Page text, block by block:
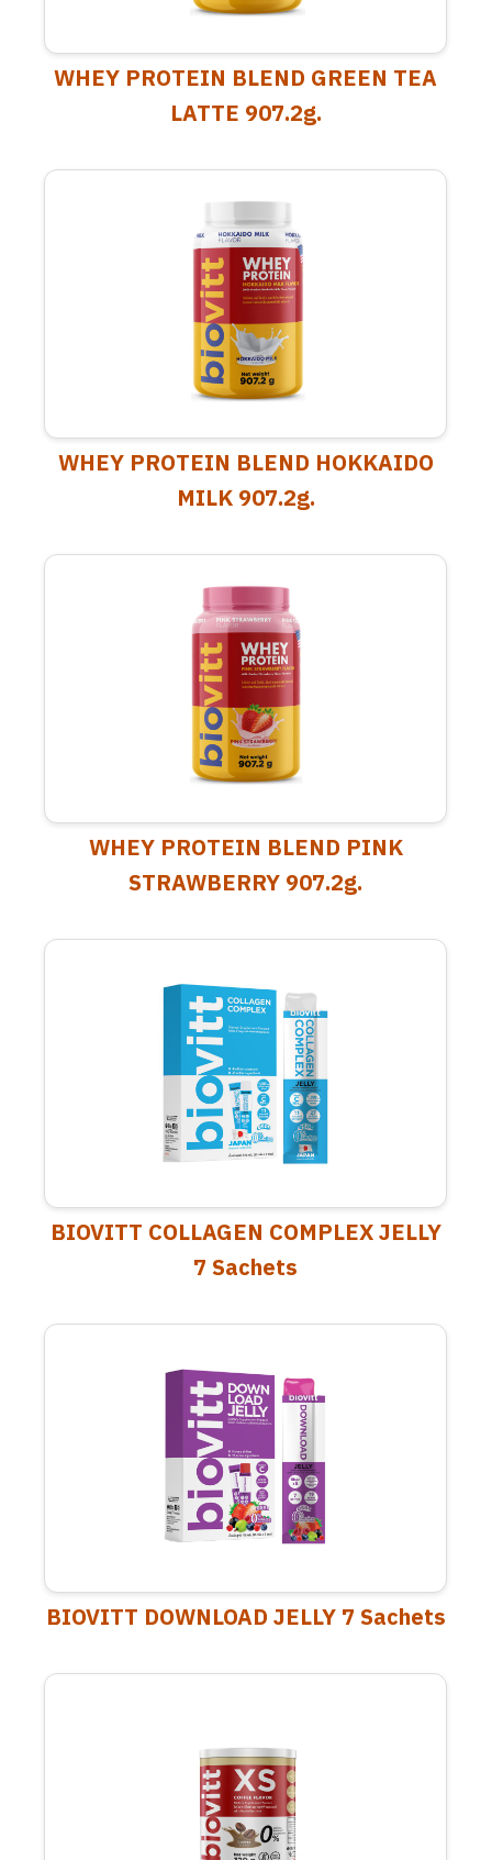
WHEY PROTEIN BLEND GREEN TEA
LATTE 907.2g.
WHEY PROTEIN BLEND HOKKAIDO
MILK 907.2g.
WHEY PROTEIN BLEND PINK
STRAWBERRY 907.2g.
BIOVITT COLLAGEN COMPLEX JELLY
7 Sachets
BIOVITT DOWNLOAD JELLY 7 Sachets